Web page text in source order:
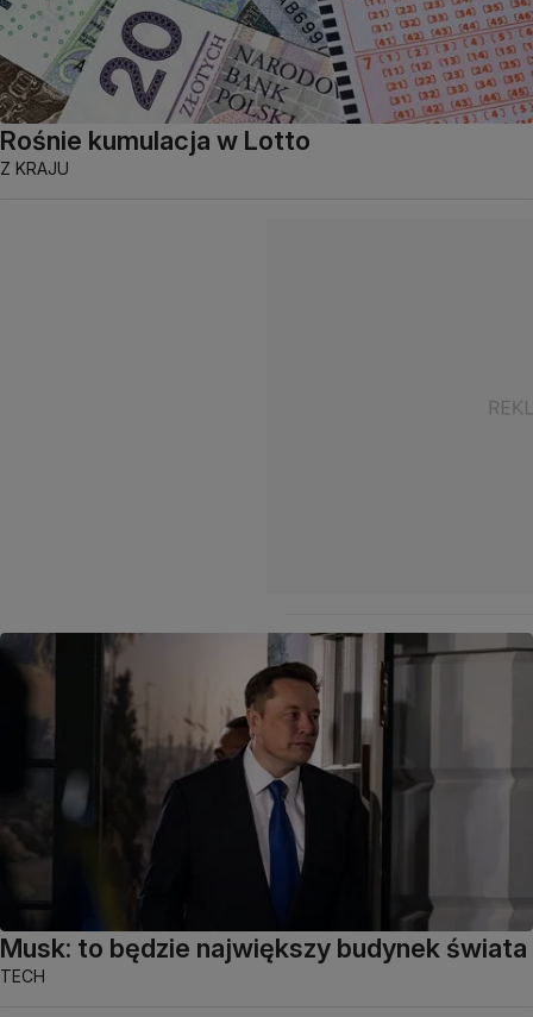
Rośnie kumulacja w Lotto
Z KRAJU
Musk: to będzie największy budynek świata
TECH